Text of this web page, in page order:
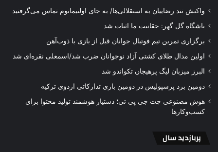
واکنش تند رضاییان به استقلالی‌ها/ به جای اولتیماتوم تماس می‌گرفتید
باشگاه گل گهر: حقانیت ما اثبات شد
برگزاری تمرین تیم فوتبال جوانان قبل از بازی با ذوب‌آهن
اولین مدال طلای کشتی آزاد نوجوانان ضرب شد/اسمعلی نقره‌ای شد
البرز میزبان لیگ پرهیجان تکواندو شد
دومین برد پرسپولیس در دومین بازی تدارکاتی اردوی ترکیه
هوش مصنوعی چت جی پی تی؛ دستیار هوشمند تولید محتوا برای
کسب‌وکارها
پربازدید سال